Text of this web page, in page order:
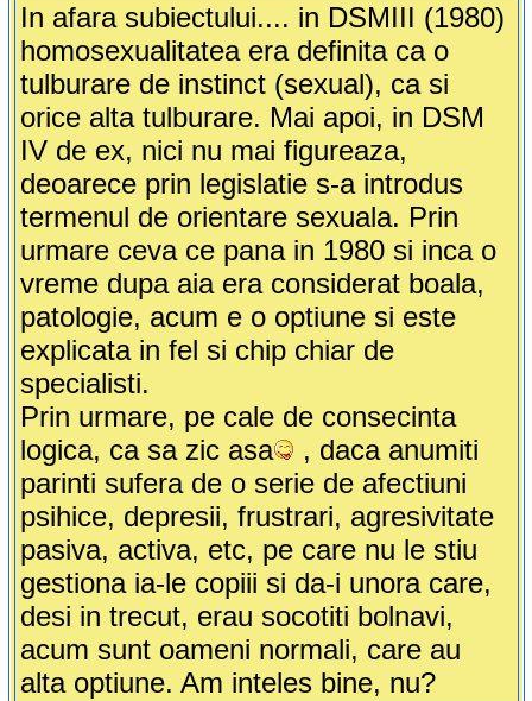
In afara subiectului.... in DSMIII (1980)
homosexualitatea era definita ca o
tulburare de instinct (sexual), ca si
orice alta tulburare. Mai apoi, in DSM
IV de ex, nici nu mai figureaza,
deoarece prin legislatie s-a introdus
termenul de orientare sexuala. Prin
urmare ceva ce pana in 1980 si inca o
vreme dupa aia era considerat boala,
patologie, acum e o optiune si este
explicata in fel si chip chiar de
specialisti.
Prin urmare, pe cale de consecinta
logica, ca sa zic asa
, daca anumiti
parinti sufera de o serie de afectiuni
psihice, depresii, frustrari, agresivitate
pasiva, activa, etc, pe care nu le stiu
gestiona ia-le copiii si da-i unora care,
desi in trecut, erau socotiti bolnavi,
acum sunt oameni normali, care au
alta optiune. Am inteles bine, nu?